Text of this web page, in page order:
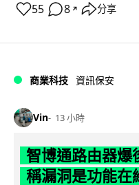
55 8 ↗ 分享
商業科技 資訊保安
Vin 13 小時
智博通路由器爆
稱漏洞是功能在